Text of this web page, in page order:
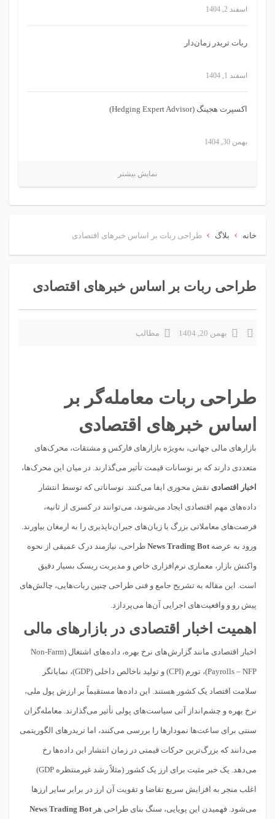
اسفند 2, 1404
ربات تریدر زمان‌دار
اسفند 1, 1404
اکسپرت هجینگ (Hedging Expert Advisor)
بهمن 30, 1404
نمایش بیشتر
خانه › بلاگ › طراحی ربات بر اساس خبرهای اقتصادی
طراحی ربات بر اساس خبرهای اقتصادی
بهمن 20, 1404 مطالب
طراحی ربات معامله‌گر بر
اساس خبرهای اقتصادی
بازارهای مالی جهانی، به‌ویژه بازارهای فارکس و مشتقات، محرک‌های
متعددی دارند که بر نوسانات قیمت تأثیر می‌گذارند. در میان این محرک‌ها،
اخبار اقتصادی نقش محوری ایفا می‌کنند. نوساناتی که توسط انتشار
داده‌های مهم اقتصادی ایجاد می‌شوند، می‌توانند در کسری از ثانیه،
فرصت‌های معاملاتی بزرگ یا زیان‌های جبران‌ناپذیری را به ارمغان بیاورند.
ورود به عرصهNews Trading Bot طراحی، نیازمند درک عمیقی از نحوه
واکنش بازار، معماری نرم‌افزاری خاص و مدیریت ریسک بسیار دقیق
است. این مقاله به تشریح جامع و فنی طراحی چنین ربات‌هایی، چالش‌های
پیش رو و واقعیت‌های اجرایی آن‌ها می‌پردازد.
اهمیت اخبار اقتصادی در بازارهای مالی
اخبار اقتصادی مانند گزارش‌های نرخ بهره، داده‌های اشتغال (Non-Farm
Payrolls – NFP)، تورم (CPI) و تولید ناخالص داخلی (GDP)، نمایانگر
سلامت اقتصاد یک کشور هستند. این داده‌ها مستقیماً بر ارزش پول ملی،
نرخ بهره و چشم‌انداز آتی سیاست‌های پولی تأثیر می‌گذارند. معامله‌گران
سنتی برای ساعت‌ها نمودارها را بررسی می‌کنند، اما تریدرهای الگوریتمی
می‌دانند که بزرگ‌ترین حرکات قیمتی در زمان انتشار این داده‌ها رخ
می‌دهد. یک خبر مثبت برای ارز یک کشور (مثلاً رشد غیرمنتظره GDP)
اغلب منجر به افزایش سریع تقاضا و تقویت آن ارز در برابر سایر ارزها
می‌شود. فهمیدن این پویایی، سنگ بنای طراحی هرNews Trading Bot